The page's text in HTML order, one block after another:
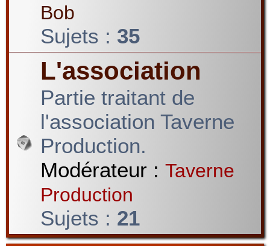
Bob
Sujets : 35
L'association
Partie traitant de
l'association Taverne
Production.
Modérateur : Taverne
Production
Sujets : 21